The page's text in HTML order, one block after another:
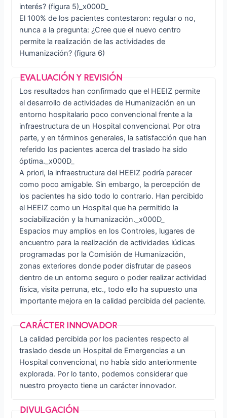
interés? (figura 5)_x000D_
El 100% de los pacientes contestaron: regular o no,
nunca a la pregunta: ¿Cree que el nuevo centro
permite la realización de las actividades de
Humanización? (figura 6)
Los resultados han confirmado que el HEEIZ permite
el desarrollo de actividades de Humanización en un
entorno hospitalario poco convencional frente a la
infraestructura de un Hospital convencional. Por otra
parte, y en términos generales, la satisfacción que han
referido los pacientes acerca del traslado ha sido
óptima._x000D_
A priori, la infraestructura del HEEIZ podría parecer
como poco amigable. Sin embargo, la percepción de
los pacientes ha sido todo lo contrario. Han percibido
el HEEIZ como un Hospital que ha permitido la
sociabilización y la humanización._x000D_
Espacios muy amplios en los Controles, lugares de
encuentro para la realización de actividades lúdicas
programadas por la Comisión de Humanización,
zonas exteriores donde poder disfrutar de paseos
dentro de un entorno seguro o poder realizar actividad
física, visita perruna, etc., todo ello ha supuesto una
importante mejora en la calidad percibida del paciente.
La calidad percibida por los pacientes respecto al
traslado desde un Hospital de Emergencias a un
Hospital convencional, no había sido anteriormente
explorada. Por lo tanto, podemos considerar que
nuestro proyecto tiene un carácter innovador.